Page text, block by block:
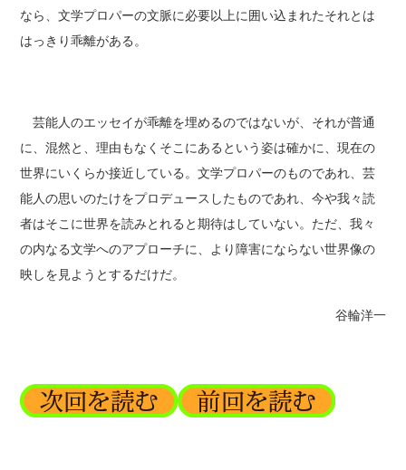
なら、文学プロパーの文脈に必要以上に囲い込まれたそれとは
はっきり乖離がある。
芸能人のエッセイが乖離を埋めるのではないが、それが普通
に、混然と、理由もなくそこにあるという姿は確かに、現在の
世界にいくらか接近している。文学プロパーのものであれ、芸
能人の思いのたけをプロデュースしたものであれ、今や我々読
者はそこに世界を読みとれると期待はしていない。ただ、我々
の内なる文学へのアプローチに、より障害にならない世界像の
映しを見ようとするだけだ。
谷輪洋一